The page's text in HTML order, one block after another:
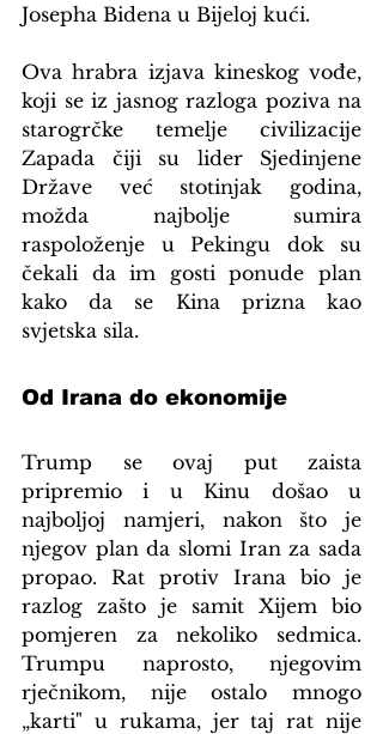
Josepha Bidena u Bijeloj kući.
Ova hrabra izjava kineskog vođe,
koji se iz jasnog razloga poziva na
starogrčke temelje civilizacije
Zapada čiji su lider Sjedinjene
Države već stotinjak godina,
možda najbolje sumira
raspoloženje u Pekingu dok su
čekali da im gosti ponude plan
kako da se Kina prizna kao
svjetska sila.
Od Irana do ekonomije
Trump se ovaj put zaista
pripremio i u Kinu došao u
najboljoj namjeri, nakon što je
njegov plan da slomi Iran za sada
propao. Rat protiv Irana bio je
razlog zašto je samit Xijem bio
pomjeren za nekoliko sedmica.
Trumpu naprosto, njegovim
rječnikom, nije ostalo mnogo
„karti" u rukama, jer taj rat nije